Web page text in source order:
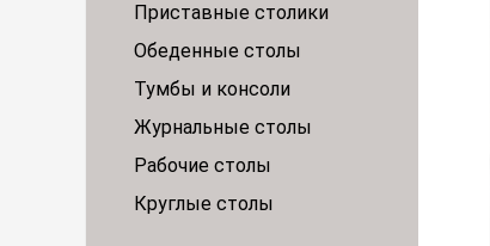
Приставные столики
Обеденные столы
Тумбы и консоли
Журнальные столы
Рабочие столы
Круглые столы